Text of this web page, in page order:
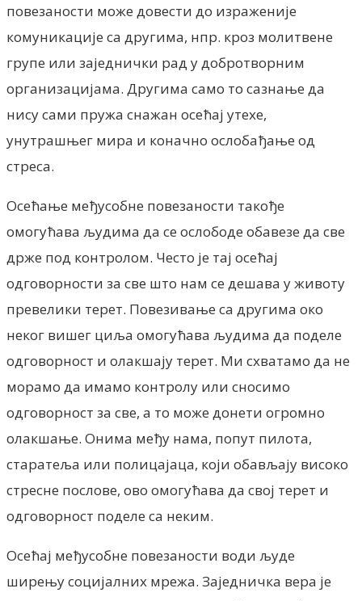
повезаности може довести до израженије
комуникације са другима, нпр. кроз молитвене
групе или заједнички рад у добротворним
организацијама. Другима само то сазнање да
нису сами пружа снажан осећај утехе,
унутрашњег мира и коначно ослобађање од
стреса.
Осећање међусобне повезаности такође
омогућава људима да се ослободе обавезе да све
држе под контролом. Често је тај осећај
одговорности за све што нам се дешава у животу
превелики терет. Повезивање са другима око
неког вишег циља омогућава људима да поделе
одговорност и олакшају терет. Ми схватамо да не
морамо да имамо контролу или сносимо
одговорност за све, а то може донети огромно
олакшање. Онима међу нама, попут пилота,
старатеља или полицајаца, који обављају високо
стресне послове, ово омогућава да свој терет и
одговорност поделе са неким.
Осећај међусобне повезаности води људе
ширењу социјалних мрежа. Заједничка вера је